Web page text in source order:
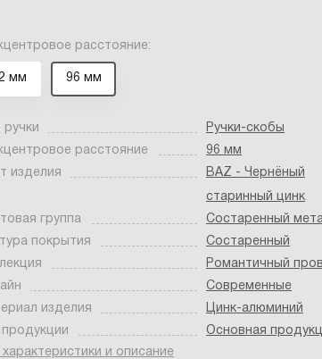
расстояние:
мм 96 мм
ручки
Ручки-скобы
расстояние
96 мм
изделия
BAZ - Чернёный
старинный цинк
группа
Состаренный
покрытия
Состаренный
Романтичный
Современные
изделия
Цинк-алюминий
продукции
Основная
характеристики и описание